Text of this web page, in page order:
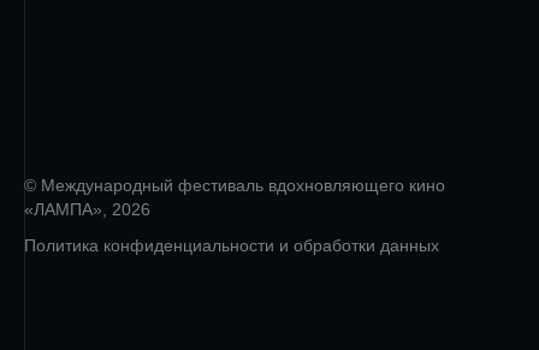
© Международный фестиваль вдохновляющего кино
«ЛАМПА», 2026
Политика конфиденциальности и обработки данных